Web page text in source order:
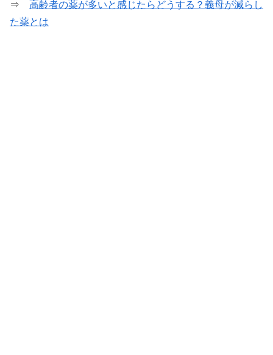
⇒ 高齢者の薬が多いと感じたらどうする？義母が減らし
た薬とは